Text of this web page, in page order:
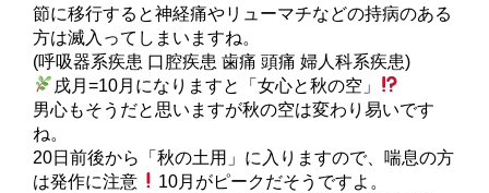
節に移行すると神経痛やリューマチなどの持病のある
方は滅入ってしまいますね。
(呼吸器系疾患 口腔疾患 歯痛 頭痛 婦人科系疾患)
戌月=10月になりますと「女心と秋の空」
男心もそうだと思いますが秋の空は変わり易いです
ね。
20日前後から「秋の土用」に入りますので、喘息の方
は発作に注意
10月がピークだそうですよ。